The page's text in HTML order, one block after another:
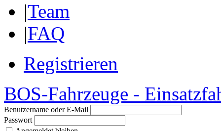
|Team
|FAQ
Registrieren
BOS-Fahrzeuge -
Benutzername oder E-Mail
Passwort